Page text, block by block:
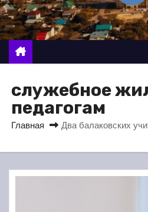
о
м
у
служебное
педагогам
Главная Два балаковских